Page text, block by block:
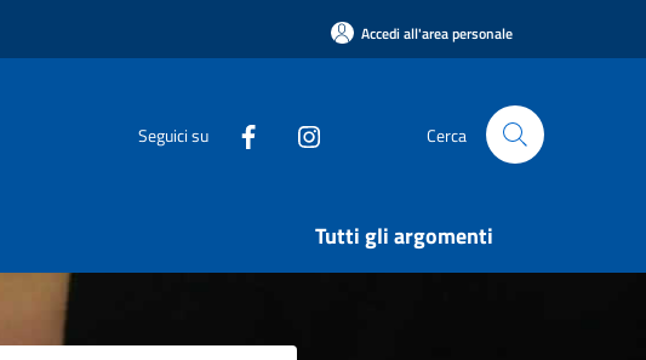
Accedi all'area personale
Seguici su Cerca
Tutti gli argomenti